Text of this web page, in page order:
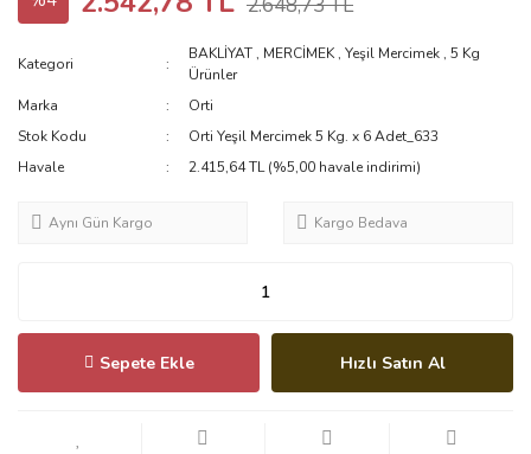
Kategori
BAKLİYAT , MERCİMEK ,Yeşil Mercimek ,5 Kg
Ürünler
Marka
Orti
Stok Kodu
Orti Yeşil Mercimek 5 Kg. x 6 Adet_633
Havale
2.415,64 TL (%5,00 havale indirimi)
Aynı Gün Kargo Kargo Bedava
Sepete Ekle Hızlı Satın Al